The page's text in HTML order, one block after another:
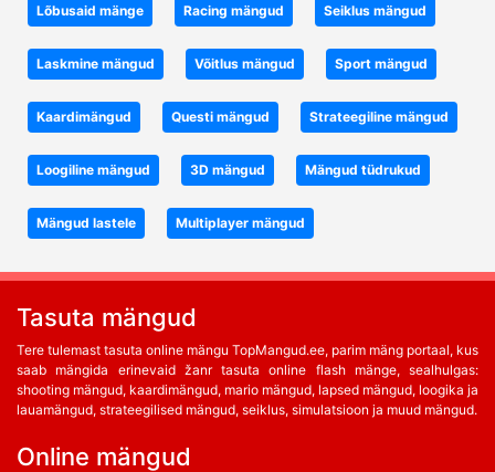
Lõbusaid mänge Racing mängud Seiklus mängud
Laskmine mängud Võitlus mängud Sport mängud
Kaardimängud Questi mängud Strateegiline mängud
Loogiline mängud 3D mängud Mängud tüdrukud
Mängud lastele Multiplayer mängud
Tasuta mängud
Tere tulemast tasuta online mängu TopMangud.ee, parim mäng portaal, kus
saab mängida erinevaid žanr tasuta online flash mänge, sealhulgas:
shooting mängud, kaardimängud, mario mängud, lapsed mängud, loogika ja
lauamängud, strateegilised mängud, seiklus, simulatsioon ja muud mängud.
Online mängud